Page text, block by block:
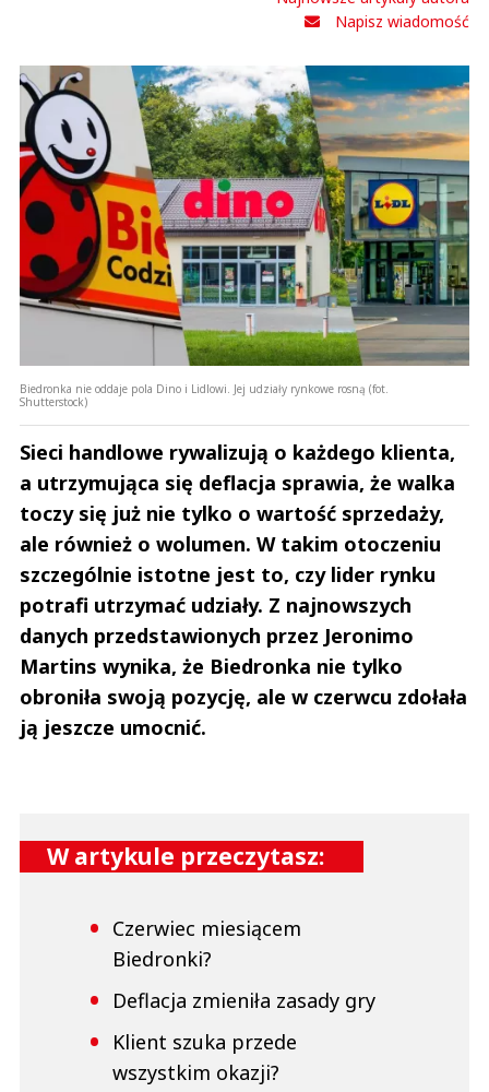
Napisz wiadomość
Biedronka nie oddaje pola Dino i Lidlowi. Jej udziały rynkowe rosną (fot.
Shutterstock)
Sieci handlowe rywalizują o każdego klienta,
a utrzymująca się deflacja sprawia, że walka
toczy się już nie tylko o wartość sprzedaży,
ale również o wolumen. W takim otoczeniu
szczególnie istotne jest to, czy lider rynku
potrafi utrzymać udziały. Z najnowszych
danych przedstawionych przez Jeronimo
Martins wynika, że Biedronka nie tylko
obroniła swoją pozycję, ale w czerwcu zdołała
ją jeszcze umocnić.
W artykule przeczytasz:
Czerwiec miesiącem
Biedronki?
Deflacja zmieniła zasady gry
Klient szuka przede
wszystkim okazji?